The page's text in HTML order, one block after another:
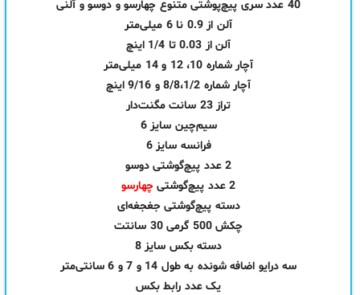
40 عدد سری پیچ‌پوشتی متنوع چهارسو و دوسو و آلنی
آلن از 0.9 نا 6 میلی‌متر
آلن از 0.03 تا 1/4 اینچ
آچار شماره 10، 12 و 14 میلی‌متر
آچار شماره 8/8،1/2 و 9/16 اینچ
تراز 23 سانت مگنت‌دار
سیم‌چین سایز 6
فرانسه سایز 6
2 عدد پیچ‌گوشتی دوسو
2 عدد پیچ‌گوشتی
چهارسو
دسته پیچ‌گوشتی جغجغه‌ای
چکش 500 گرمی 30 سانتت
دسته بکس سایز 8
سه درایو اضافه شونده به طول 14 و 7 و 6 سانتی‌متر
یک عدد رابط بکس